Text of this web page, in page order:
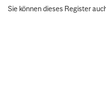
Sie können dieses Register